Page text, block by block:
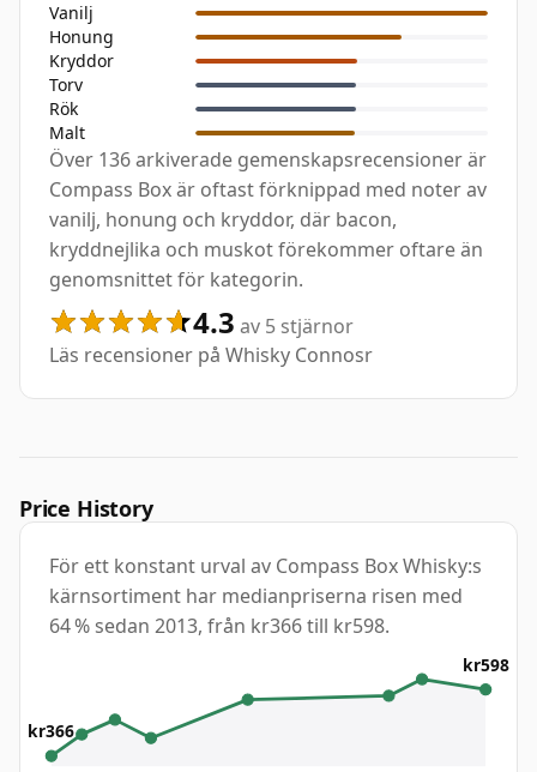
Vanilj
Honung
Kryddor
Torv
Rök
Malt
Över 136 arkiverade gemenskapsrecensioner är
Compass Box är oftast förknippad med noter av
vanilj, honung och kryddor, där bacon,
kryddnejlika och muskot förekommer oftare än
genomsnittet för kategorin.
4.3 av 5 stjärnor
Läs recensioner på Whisky Connosr
Price History
För ett konstant urval av Compass Box Whisky:s
kärnsortiment har medianpriserna risen med
64 % sedan 2013, från kr366 till kr598.
kr366
kr598